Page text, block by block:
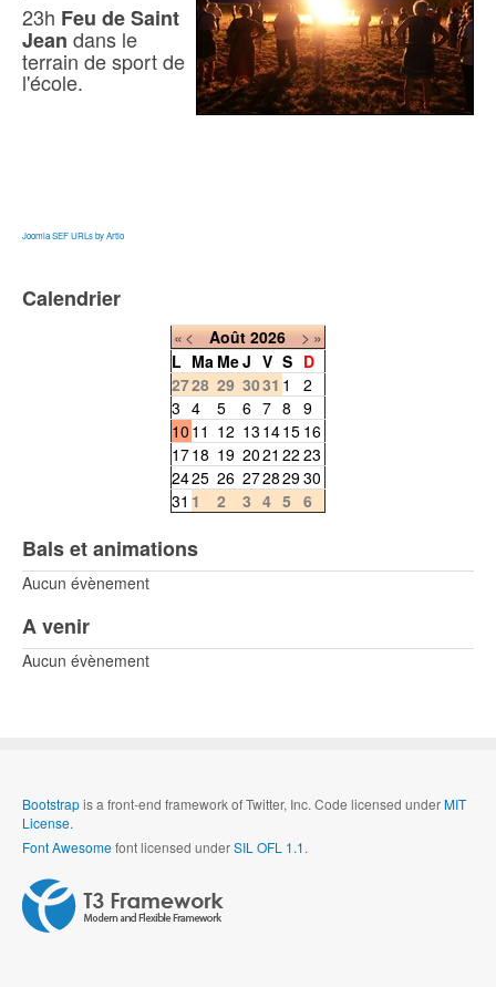
23h Feu de Saint
Jean dans le
terrain de sport de
l'école.
Joomla SEF URLs by Artio
Calendrier
«< Août 2026 >»
L Ma MeJ V S D
2728 29 3031 1
2
3 4 5 6 7 8 9
10 11 12 13 1415 16
1718 19 2021 22 23
2425 26 27282930
31 1 2 3 4 5 6
Bals et animations
Aucun évènement
A venir
Aucun évènement
Bootstrapis a front-end framework of Twitter, Inc. Code licensed underMIT
License.
Font Awesomefont licensed underSIL OFL 1.1.